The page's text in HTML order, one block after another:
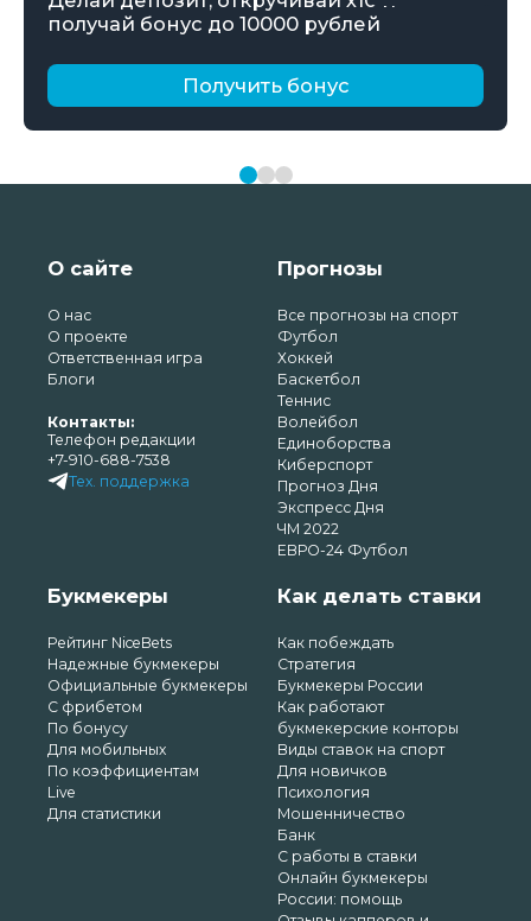
получай бонус до 10000 рублей
Получить бонус
О сайте
О нас
О проекте
Ответственная игра
Блоги
Контакты:
Телефон редакции
+7-910-688-7538
Тех. поддержка
Прогнозы
Все прогнозы на спорт
Футбол
Хоккей
Баскетбол
Теннис
Волейбол
Единоборства
Киберспорт
Прогноз Дня
Экспресс Дня
ЧМ 2022
ЕВРО-24 Футбол
Букмекеры
Рейтинг NiceBets
Надежные букмекеры
Официальные букмекеры
С фрибетом
По бонусу
Для мобильных
По коэффициентам
Live
Для статистики
Как делать ставки
Как побеждать
Стратегия
Букмекеры России
Как работают
букмекерские конторы
Виды ставок на спорт
Для новичков
Психология
Мошенничество
Банк
С работы в ставки
Онлайн букмекеры
России: помощь